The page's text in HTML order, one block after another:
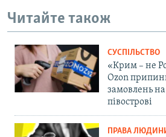
Читайте також
СУСПІЛЬСТВО
«Крим – не
Ozon
замовлень
півострові
ПРАВА